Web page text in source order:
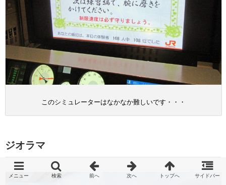
このシミュレーターはなかなか難しいです・・・
ジオラマ